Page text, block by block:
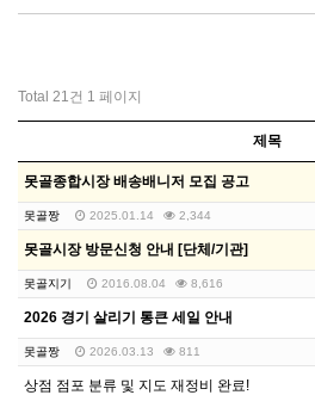
Total 21건 1 페이지
제목
못골종합시장 배송배니저 모집 공고
못골짱 2025.01.14 2,344
못골시장 방문신청 안내 [단체/기관]
못골지기 2016.08.04 8,616
2026 경기 살리기 통큰 세일 안내
못골짱 2026.03.13 811
상점 점포 분류 및 지도 재정비 완료!